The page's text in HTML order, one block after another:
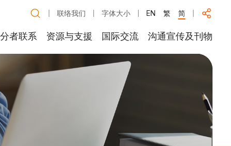
联络我们 字体大小 EN 繁 简
者联系 资源与支援 国际交流 沟通宣传及刊物